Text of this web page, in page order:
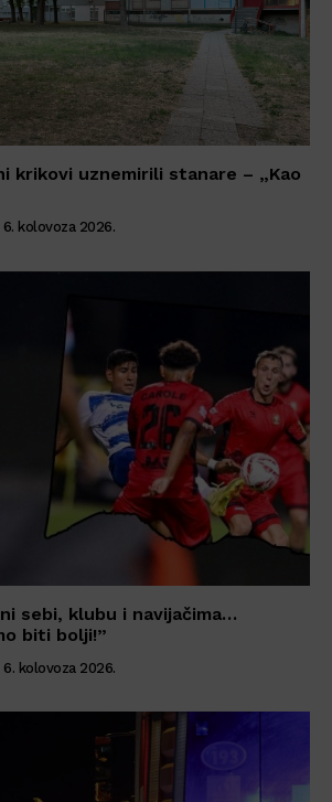
krikovi uznemirili stanare – „Kao
6. kolovoza 2026.
sebi, klubu i navijačima…
biti bolji!”
6. kolovoza 2026.